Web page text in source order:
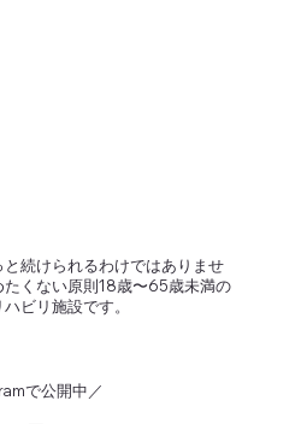
続けられるわけではありませ
たくない原則18歳〜65歳未満の
ビリ施設です。
で公開中／